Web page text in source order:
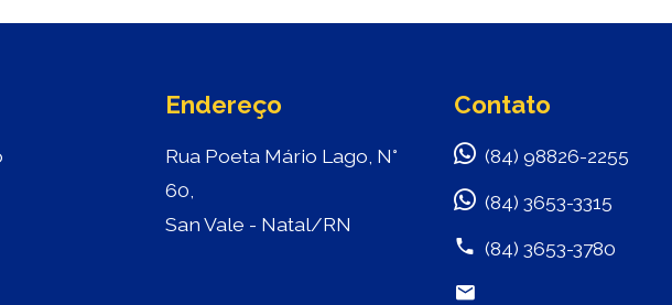
Endereço
Rua Poeta Mário Lago, N°
60,
San Vale - Natal/RN
Contato
(84) 98826-2255
(84) 3653-3315
(84) 3653-3780